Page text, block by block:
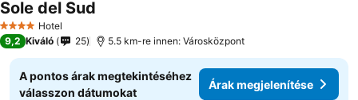
4 KategóriaHotel
Sole del Sud
9,2 Kiváló 25 5.5 km-re innen: Városközpont
A pontos árak megtekintéséhez
válasszon dátumokat
Árak megjelenítése